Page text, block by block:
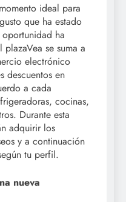
ideal para
que ha estado
ha
se suma a
electrónico
descuentos en
a cada
cocinas,
Durante esta
adquirir los
y a continuación
tu perfil.
nueva